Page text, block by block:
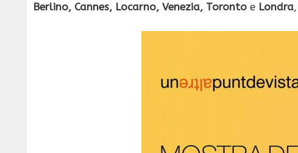
Berlino, Cannes, Locarno, Venezia, Toronto e Londra